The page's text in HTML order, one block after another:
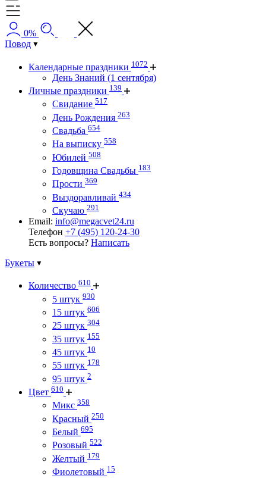
0%
Повод
Календарные праздники 1072
День Знаний (1 сентября)
Личные праздники 139
Свидание 517
День Рождения 263
Свадьба 654
На выписку 558
Юбилей 508
Годовщина Свадьбы 183
Прости 369
Выздоравливай 434
Скучаю 291
Email: info@megacvet24.ru
Телефон +7 (495) 120-24-30
Есть вопросы? Написать
Букеты
Количество 610
5 штук 930
15 штук 606
25 штук 304
35 штук 155
45 штук 10
55 штук 178
95 штук 2
Цвет 610
Микс 358
Красный 250
Белый 695
Розовый 522
Желтый 179
Фиолетовый 15